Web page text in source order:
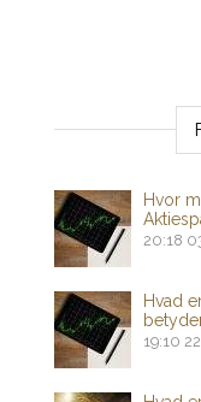
Hvor
20:18
Hvad
19:10